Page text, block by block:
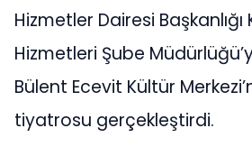
Hizmetler Dairesi Başkanlığı
Hizmetleri Şube
Bülent Ecevit Kültür
tiyatrosu gerçekleştirdi.